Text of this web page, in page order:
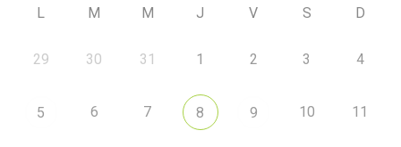
L M M J V S D
29 30 31 1 2 3 4
5 6 7 8 9 10 11